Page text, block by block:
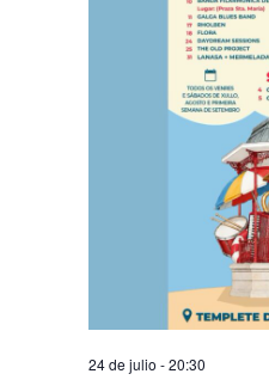
24 de julio - 20:30